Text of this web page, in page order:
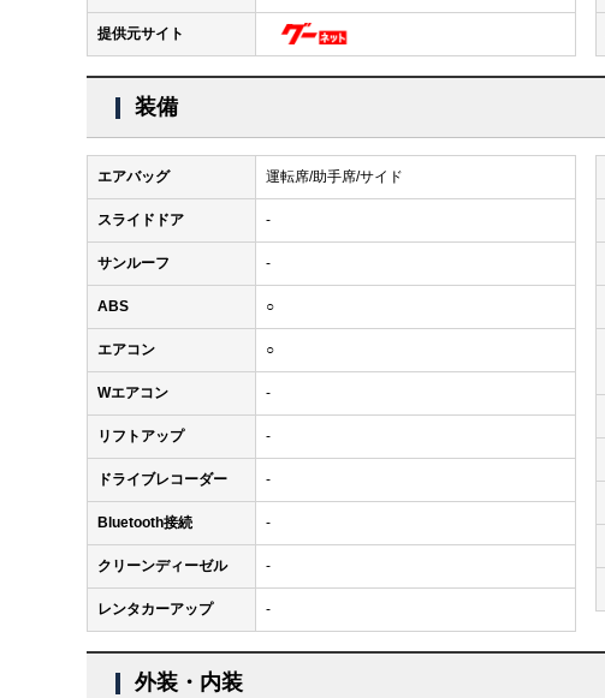
提供元サイト
装備
エアバッグ 運転席/助手席/サイド
スライドドア -
サンルーフ -
ABS ○
エアコン ○
Wエアコン -
リフトアップ -
ドライブレコーダー -
Bluetooth接続 -
クリーンディーゼル -
レンタカーアップ -
外装・内装